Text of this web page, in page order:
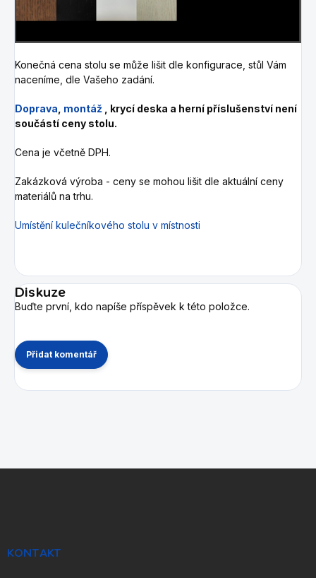
Konečná cena stolu se může lišit dle konfigurace, stůl Vám
naceníme, dle Vašeho zadání.
Doprava montáž , krycí deska a herní příslušenství není
součástí ceny stolu.
Cena je včetně DPH.
Zakázková výroba - ceny se mohou lišit dle aktuální ceny
materiálů na trhu.
Umístění kulečníkového stolu v místnosti
Diskuze
Buďte první, kdo napíše příspěvek k této položce.
Přidat komentář
KONTAKT